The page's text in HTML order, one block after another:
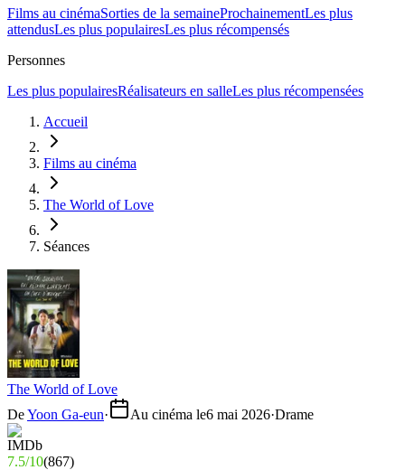
Films au cinémaSorties de la semaineProchainementLes plus
attendusLes plus populairesLes plus récompensés
Personnes
Les plus populairesRéalisateurs en salleLes plus récompensées
Accueil
Films au cinéma
The World of Love
Séances
The World of Love
DeYoon Ga-eun· Au cinéma le6 mai 2026·Drame
7.5/10(867)